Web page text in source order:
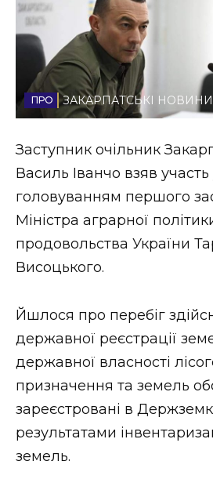
Спорт
Стиль життя
Втрачений Ужгород
ЗАКАРПАТСЬКІ
НОВИНИ ЗАХІДНОЇ
ФОТО
ЗАКАРПАТСЬКІ НОВИНИ
Заступник очільник
Василь Іванчо взяв участь
головуванням першого
Міністра аграрної
продовольства України
Висоцького.
Йшлося про перебіг
державної реєстрації
державної власності
призначення та земель
зареєстровані в
результатами
земель.